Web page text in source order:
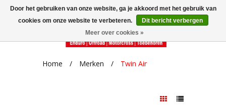
Home / Merken / Twin Air
Door het gebruiken van onze website, ga je akkoord met het gebruik van
cookies om onze website te verbeteren.
Dit bericht verbergen
Meer over cookies »